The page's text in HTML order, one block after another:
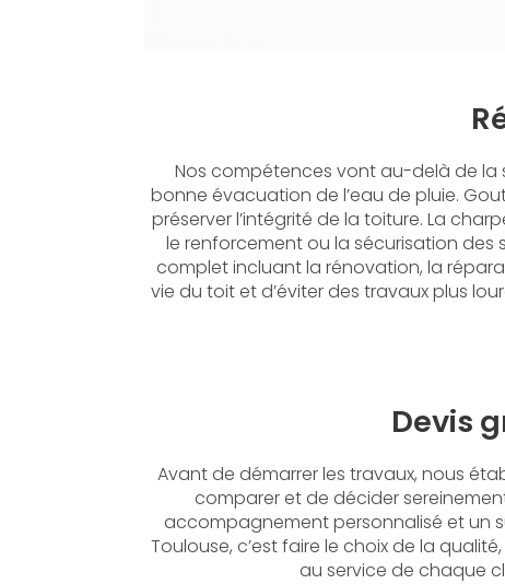
Nos compétences vont au-delà de la
bonne évacuation de l’eau de pluie.
préserver l’intégrité de la toiture. La
le renforcement ou la sécurisation des
complet incluant la rénovation, la
vie du toit et d’éviter des travaux plus
Devis
Avant de démarrer les travaux, nous
comparer et de décider
accompagnement personnalisé et un
Toulouse, c’est faire le choix de la
au service de chaque